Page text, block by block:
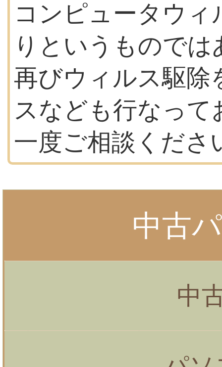
コンピュータウ
りというもので
再びウィルス駆除
スなども行なって
一度ご相談くださ
中古
中